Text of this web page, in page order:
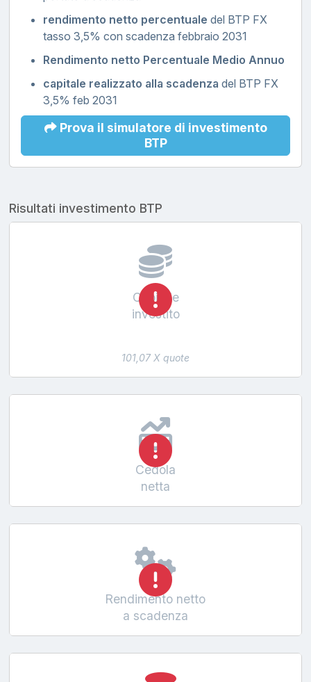
rendimento netto percentuale del BTP FX
tasso 3,5% con scadenza febbraio 2031
Rendimento netto Percentuale Medio Annuo
capitale realizzato alla scadenza del BTP FX
3,5% feb 2031
Prova il simulatore di investimento
BTP
Risultati investimento BTP
Capitale
investito
101,07 X quote
Cedola
netta
Rendimento netto
a scadenza